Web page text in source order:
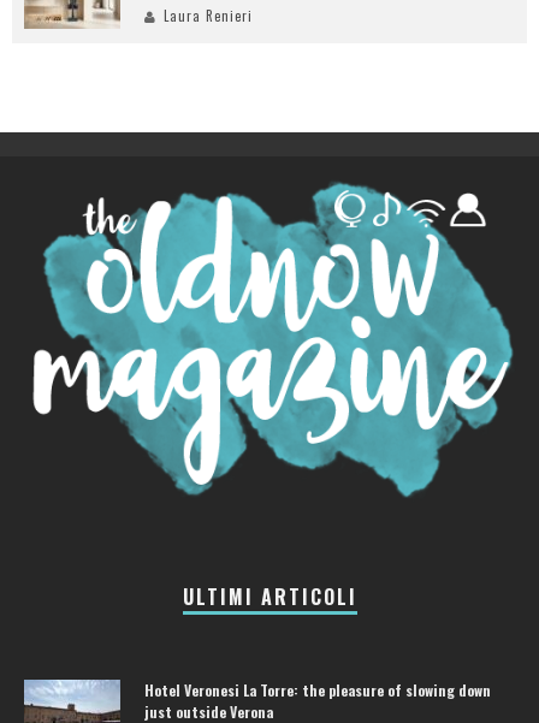
Laura Renieri
ULTIMI ARTICOLI
Hotel Veronesi La Torre: the pleasure of slowing down
just outside Verona